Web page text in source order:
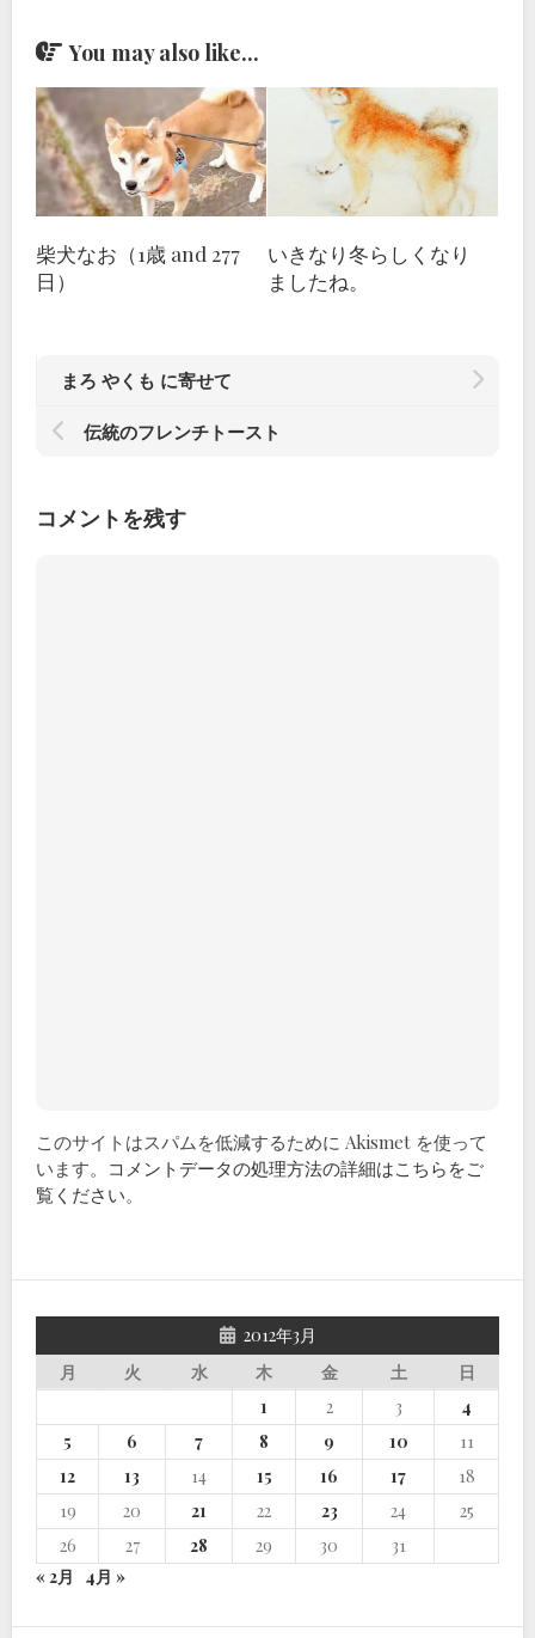
You may also like...
柴犬なお（1歳 and 277
日）
いきなり冬らしくなり
ましたね。
まろ やくも に寄せて
伝統のフレンチトースト
コメントを残す
このサイトはスパムを低減するために Akismet を使って
います。 コメントデータの処理方法の詳細はこちらをご
覧ください。
2012年3月
月
火 水 木 金 土
日
1
2 3
4
5
6 7 8 9 10
11
12
13 14 15 16 17
18
19
20 21 22 23 24
25
26
27 28 29 30
31
« 2月
4月 »